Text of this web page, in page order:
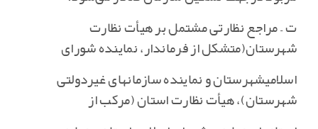
ت – مراجع نظارتی مشتمل بر هیأت نظارت
شهرستان‌(متشکل از فرماندار، نماینده شورای
اسلامیشهرستان و نماینده سازمانهای غیردولتی
شهرستان‌)، هیأت نظارت استان (مرکب از